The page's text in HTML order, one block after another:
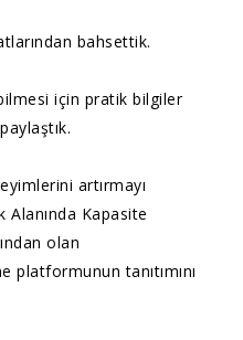
bahsettik.
için pratik bilgiler
artırmayı
Alanında Kapasite
olan
tanıtımını